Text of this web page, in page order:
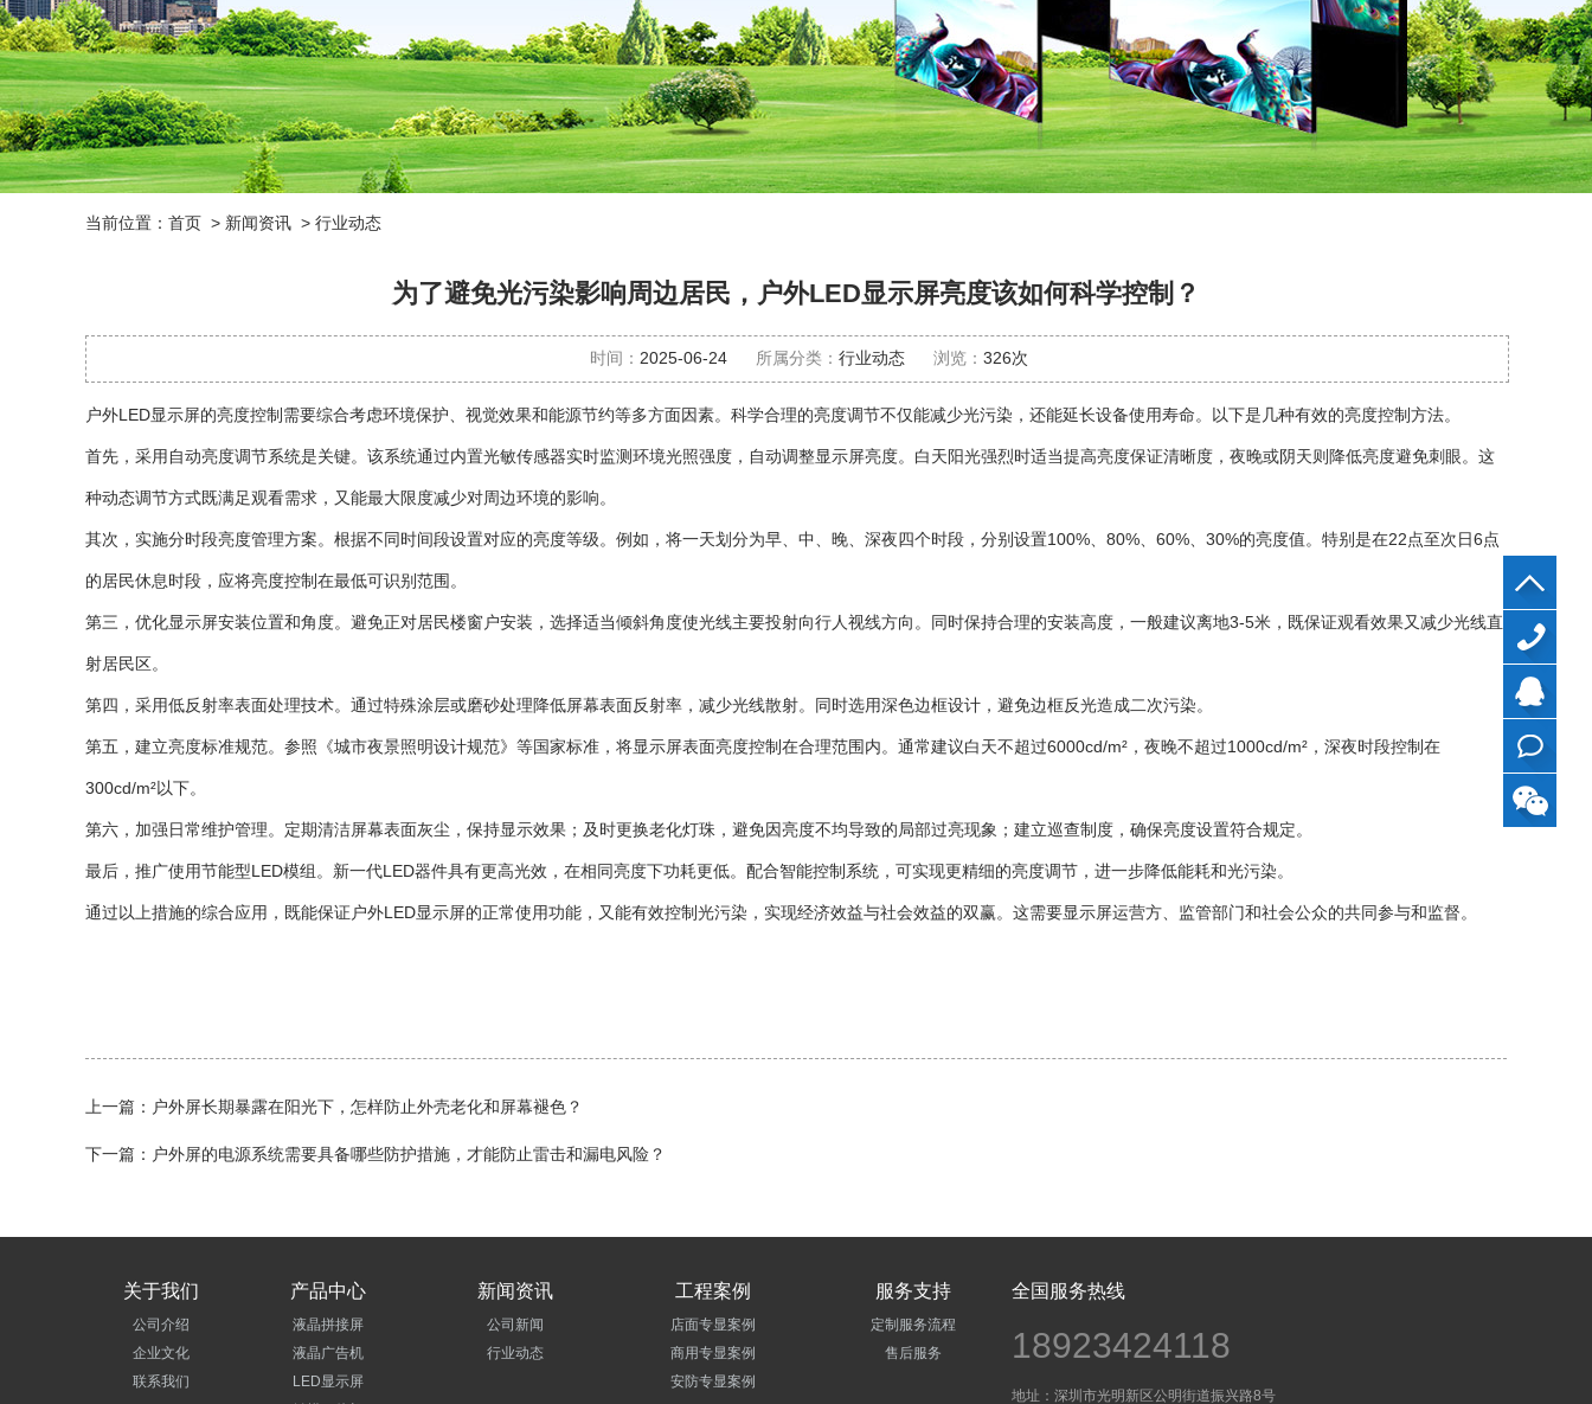
当前位置： 首页 > 新闻资讯 > 行业动态
为了避免光污染影响周边居民，户外LED显示屏亮度该如何科学控制？
时间： 2025-06-24 所属分类： 行业动态 浏览： 326次
户外LED显示屏的亮度控制需要综合考虑环境保护、视觉效果和能源节约等多方面因素。科学合理的亮度调节不仅能减少光污染，还能延长设备使用寿命。以下是几种有效的亮度控制方法。
首先，采用自动亮度调节系统是关键。该系统通过内置光敏传感器实时监测环境光照强度，自动调整显示屏亮度。白天阳光强烈时适当提高亮度保证清晰度，夜晚或阴天则降低亮度避免刺眼。这
种动态调节方式既满足观看需求，又能最大限度减少对周边环境的影响。
其次，实施分时段亮度管理方案。根据不同时间段设置对应的亮度等级。例如，将一天划分为早、中、晚、深夜四个时段，分别设置100%、80%、60%、30%的亮度值。特别是在22点至次日6点
的居民休息时段，应将亮度控制在最低可识别范围。
第三，优化显示屏安装位置和角度。避免正对居民楼窗户安装，选择适当倾斜角度使光线主要投射向行人视线方向。同时保持合理的安装高度，一般建议离地3-5米，既保证观看效果又减少光线直
射居民区。
第四，采用低反射率表面处理技术。通过特殊涂层或磨砂处理降低屏幕表面反射率，减少光线散射。同时选用深色边框设计，避免边框反光造成二次污染。
第五，建立亮度标准规范。参照《城市夜景照明设计规范》等国家标准，将显示屏表面亮度控制在合理范围内。通常建议白天不超过6000cd/m²，夜晚不超过1000cd/m²，深夜时段控制在
300cd/m²以下。
第六，加强日常维护管理。定期清洁屏幕表面灰尘，保持显示效果；及时更换老化灯珠，避免因亮度不均导致的局部过亮现象；建立巡查制度，确保亮度设置符合规定。
最后，推广使用节能型LED模组。新一代LED器件具有更高光效，在相同亮度下功耗更低。配合智能控制系统，可实现更精细的亮度调节，进一步降低能耗和光污染。
通过以上措施的综合应用，既能保证户外LED显示屏的正常使用功能，又能有效控制光污染，实现经济效益与社会效益的双赢。这需要显示屏运营方、监管部门和社会公众的共同参与和监督。
上一篇：户外屏长期暴露在阳光下，怎样防止外壳老化和屏幕褪色？
下一篇：户外屏的电源系统需要具备哪些防护措施，才能防止雷击和漏电风险？
关于我们
公司介绍
企业文化
联系我们
产品中心
液晶拼接屏
液晶广告机
LED显示屏
新闻资讯
公司新闻
行业动态
工程案例
店面专显案例
商用专显案例
安防专显案例
服务支持
定制服务流程
售后服务
全国服务热线
18923424118
地址：深圳市光明新区公明街道振兴路8号
QQ
在线